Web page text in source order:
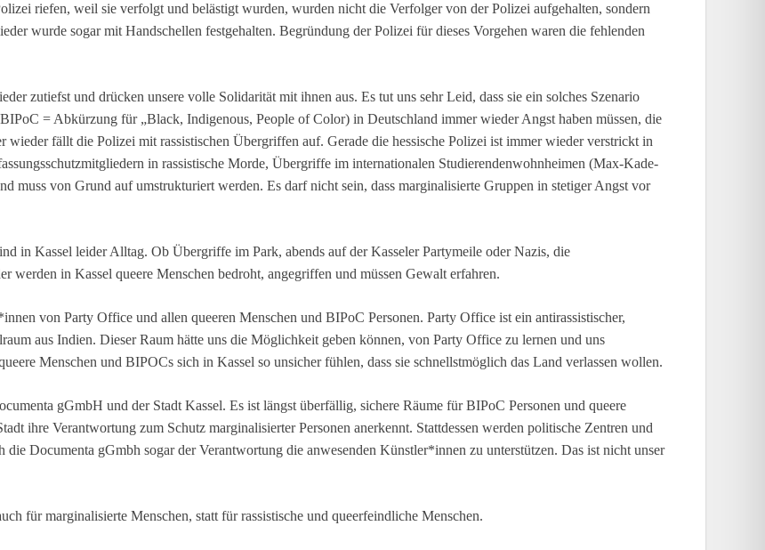
riefen, weil sie verfolgt und belästigt wurden, wurden nicht die Verfolger von der Polizei aufgehalten, sondern
wurde sogar mit Handschellen festgehalten. Begründung der Polizei für dieses Vorgehen waren die fehlenden
zutiefst und drücken unsere volle Solidarität mit ihnen aus. Es tut uns sehr Leid, dass sie ein solches Szenario
= Abkürzung für „Black, Indigenous, People of Color) in Deutschland immer wieder Angst haben müssen, die
fällt die Polizei mit rassistischen Übergriffen auf. Gerade die hessische Polizei ist immer wieder verstrickt in
in rassistische Morde, Übergriffe im internationalen Studierendenwohnheimen (Max-Kade-
muss von Grund auf umstrukturiert werden. Es darf nicht sein, dass marginalisierte Gruppen in stetiger Angst vor
in Kassel leider Alltag. Ob Übergriffe im Park, abends auf der Kasseler Partymeile oder Nazis, die
in Kassel queere Menschen bedroht, angegriffen und müssen Gewalt erfahren.
von Party Office und allen queeren Menschen und BIPoC Personen. Party Office ist ein antirassistischer,
aus Indien. Dieser Raum hätte uns die Möglichkeit geben können, von Party Office zu lernen und uns
Menschen und BIPOCs sich in Kassel so unsicher fühlen, dass sie schnellstmöglich das Land verlassen wollen.
gGmbH und der Stadt Kassel. Es ist längst überfällig, sichere Räume für BIPoC Personen und queere
ihre Verantwortung zum Schutz marginalisierter Personen anerkennt. Stattdessen werden politische Zentren und
die Documenta gGmbh sogar der Verantwortung die anwesenden Künstler*innen zu unterstützen. Das ist nicht unser
für marginalisierte Menschen, statt für rassistische und queerfeindliche Menschen.